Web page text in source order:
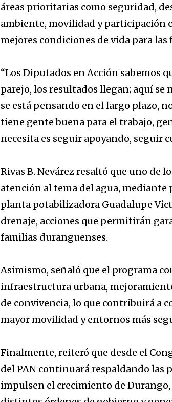
áreas prioritarias como seguridad,
ambiente, movilidad y participación
mejores condiciones de vida para
“Los Diputados en Acción sabemos
parejo, los resultados llegan; aquí se
se está pensando en el largo plazo,
tiene gente buena para el trabajo,
necesita es seguir apoyando, seguir
Rivas B. Nevárez resaltó que uno de
atención al tema del agua, mediante
planta potabilizadora Guadalupe
drenaje, acciones que permitirán
familias duranguenses.
Asimismo, señaló que el programa
infraestructura urbana,
de convivencia, lo que contribuirá a
mayor movilidad y entornos más
Finalmente, reiteró que desde el
del PAN continuará respaldando las
impulsen el crecimiento de